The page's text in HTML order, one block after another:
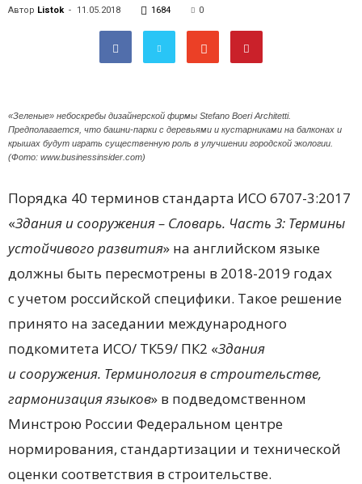
Автор Listok - 11.05.2018 1684 0
«Зеленые» небоскребы дизайнерской фирмы Stefano Boeri Architetti.
Предполагается, что башни-парки с деревьями и кустарниками на балконах и
крышах будут играть существенную роль в улучшении городской экологии.
(Фото: www.businessinsider.com)
Порядка 40 терминов стандарта ИСО 6707-3:2017
«Здания и сооружения – Словарь. Часть 3: Термины
устойчивого развития» на английском языке
должны быть пересмотрены в 2018-2019 годах
с учетом российской специфики. Такое решение
принято на заседании международного
подкомитета ИСО/ ТК59/ ПК2 «Здания
и сооружения. Терминология в строительстве,
гармонизация языков» в подведомственном
Минстрою России Федеральном центре
нормирования, стандартизации и технической
оценки соответствия в строительстве.